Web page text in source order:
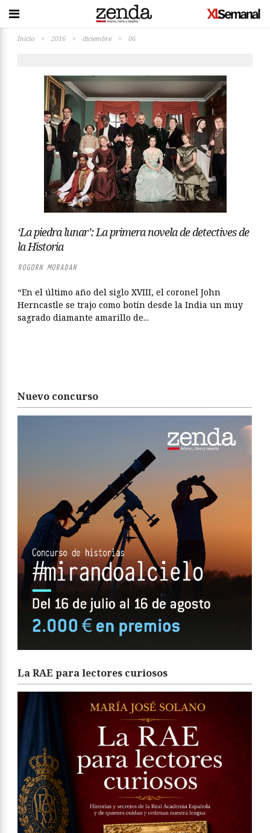
Inicio > 2016 > diciembre > 06
‘La piedra lunar’: La primera novela de detectives de
la Historia
ROGORN MORADAN
“En el último año del siglo XVIII, el coronel John
Herncastle se trajo como botín desde la India un muy
sagrado diamante amarillo de...
Nuevo concurso
La RAE para lectores curiosos